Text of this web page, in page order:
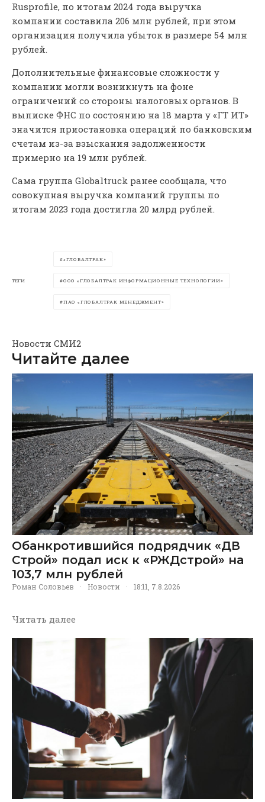
Rusprofile, по итогам 2024 года выручка
компании составила 206 млн рублей, при этом
организация получила убыток в размере 54 млн
рублей.
Дополнительные финансовые сложности у
компании могли возникнуть на фоне
ограничений со стороны налоговых органов. В
выписке ФНС по состоянию на 18 марта у «ГТ ИТ»
значится приостановка операций по банковским
счетам из-за взыскания задолженности
примерно на 19 млн рублей.
Сама группа Globaltruck ранее сообщала, что
совокупная выручка компаний группы по
итогам 2023 года достигла 20 млрд рублей.
ТЕГИ
«ГЛОБАЛТРАК»
ООО «ГЛОБАЛТРАК ИНФОРМАЦИОННЫЕ ТЕХНОЛОГИИ»
ПАО «ГЛОБАЛТРАК МЕНЕДЖМЕНТ»
Новости СМИ2
Читайте далее
Обанкротившийся подрядчик «ДВ
Строй» подал иск к «РЖДстрой» на
103,7 млн рублей
Роман Соловьев · Новости · 18:11, 7.8.2026
Читать далее